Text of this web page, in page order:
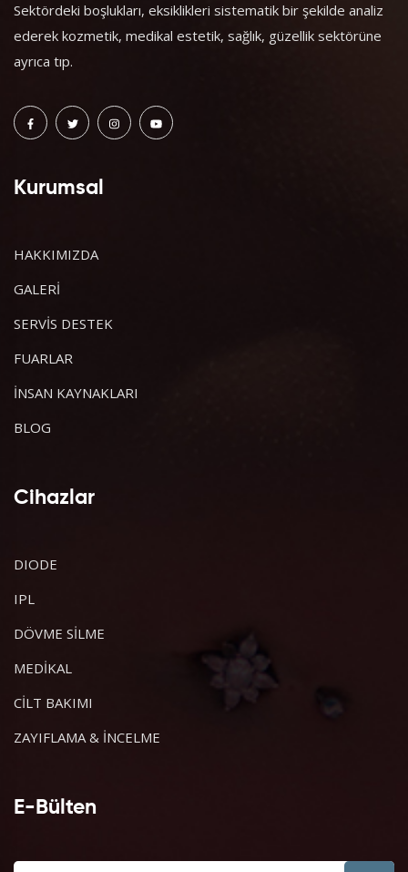
Sektördeki boşlukları, eksiklikleri sistematik bir şekilde analiz
ederek kozmetik, medikal estetik, sağlık, güzellik sektörüne
ayrıca tıp.
Kurumsal
HAKKIMIZDA
GALERİ
SERVİS DESTEK
FUARLAR
İNSAN KAYNAKLARI
BLOG
Cihazlar
DIODE
IPL
DÖVME SİLME
MEDİKAL
CİLT BAKIMI
ZAYIFLAMA & İNCELME
E-Bülten